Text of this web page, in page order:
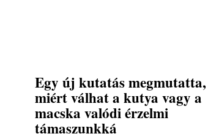
Egy új kutatás megmutatta,
miért válhat a kutya vagy a
macska valódi érzelmi
támaszunkká